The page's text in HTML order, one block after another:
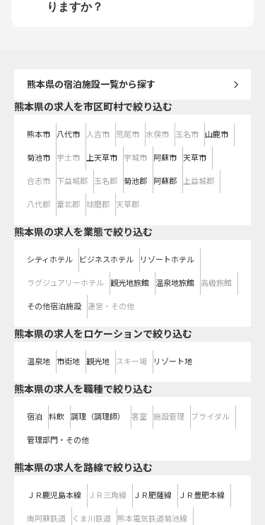
に、人として、社会人として成長し
りますか？
熊本県の宿泊施設一覧から探す
熊本県の求人を市区町村で絞り込む
熊本市 八代市 人吉市 荒尾市 水俣市 玉名市 山鹿市
菊池市 宇土市 上天草市 宇城市 阿蘇市 天草市
合志市 下益城郡 玉名郡 菊池郡 阿蘇郡 上益城郡
八代郡 葦北郡 球磨郡 天草郡
熊本県の求人を業態で絞り込む
シティホテル ビジネスホテル リゾートホテル
ラグジュアリーホテル 観光地旅館 温泉地旅館 高級旅館
その他宿泊施設 運営・その他
熊本県の求人をロケーションで絞り込む
温泉地 市街地 観光地 スキー場 リゾート地
熊本県の求人を職種で絞り込む
宿泊 料飲 調理（調理師） 客室 施設管理 ブライダル
管理部門・その他
熊本県の求人を路線で絞り込む
ＪＲ鹿児島本線 ＪＲ三角線 ＪＲ肥薩線 ＪＲ豊肥本線
南阿蘇鉄道 くま川鉄道 熊本電気鉄道菊池線